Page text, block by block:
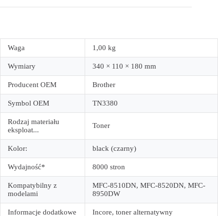
Waga 1,00 kg
Wymiary 340 × 110 × 180 mm
Producent OEM Brother
Symbol OEM TN3380
Rodzaj materiału
eksploat...
Toner
Kolor: black (czarny)
Wydajność* 8000 stron
Kompatybilny z
modelami
MFC-8510DN, MFC-8520DN, MFC-
8950DW
Informacje dodatkowe Incore, toner alternatywny